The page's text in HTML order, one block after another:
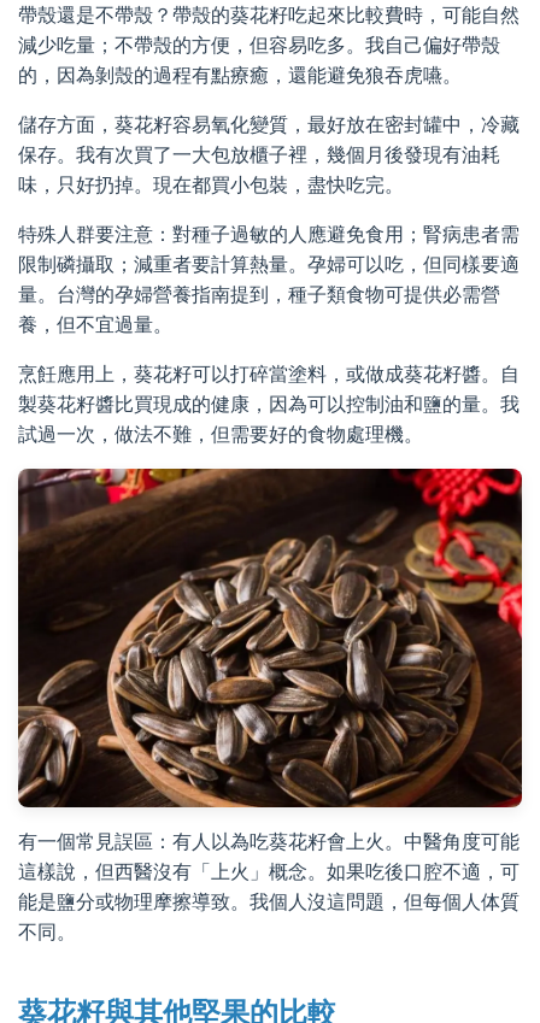
帶殼還是不帶殼？帶殼的葵花籽吃起來比較費時，可能自然
減少吃量；不帶殼的方便，但容易吃多。我自己偏好帶殼
的，因為剝殼的過程有點療癒，還能避免狼吞虎嚥。
儲存方面，葵花籽容易氧化變質，最好放在密封罐中，冷藏
保存。我有次買了一大包放櫃子裡，幾個月後發現有油耗
味，只好扔掉。現在都買小包裝，盡快吃完。
特殊人群要注意：對種子過敏的人應避免食用；腎病患者需
限制磷攝取；減重者要計算熱量。孕婦可以吃，但同樣要適
量。台灣的孕婦營養指南提到，種子類食物可提供必需營
養，但不宜過量。
烹飪應用上，葵花籽可以打碎當塗料，或做成葵花籽醬。自
製葵花籽醬比買現成的健康，因為可以控制油和鹽的量。我
試過一次，做法不難，但需要好的食物處理機。
有一個常見誤區：有人以為吃葵花籽會上火。中醫角度可能
這樣說，但西醫沒有「上火」概念。如果吃後口腔不適，可
能是鹽分或物理摩擦導致。我個人沒這問題，但每個人体質
不同。
葵花籽與其他堅果的比較